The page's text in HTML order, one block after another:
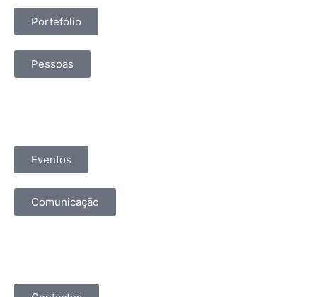
Portefólio
Pessoas
Eventos
Comunicação